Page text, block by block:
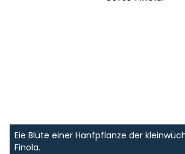
Eie Blüte einer Hanfpflanze der
Finola.